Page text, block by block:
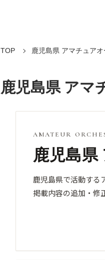
TOP 鹿児島県 アマチュア
鹿児島県 アマ
AMATEUR
鹿児島県
鹿児島県で活動する
掲載内容の追加・修